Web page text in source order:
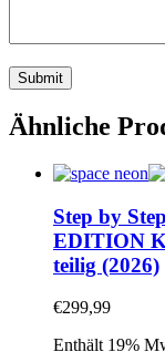
Ähnliche
Step by
EDITION
teilig (2026)
€299,99
Enthält 19%